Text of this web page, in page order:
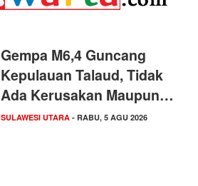
Gempa M6,4 Guncang
Kepulauan Talaud, Tidak
Ada Kerusakan Maupun…
SULAWESI UTARA - RABU, 5 AGU 2026